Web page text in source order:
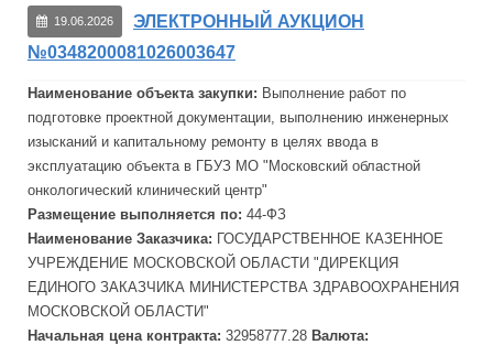
19.06.2026
ЭЛЕКТРОННЫЙ АУКЦИОН
№0348200081026003647
Наименование объекта закупки: Выполнение работ по
подготовке проектной документации, выполнению инженерных
изысканий и капитальному ремонту в целях ввода в
эксплуатацию объекта в ГБУЗ МО "Московский областной
онкологический клинический центр"
Размещение выполняется по: 44-ФЗ
Наименование Заказчика: ГОСУДАРСТВЕННОЕ КАЗЕННОЕ
УЧРЕЖДЕНИЕ МОСКОВСКОЙ ОБЛАСТИ "ДИРЕКЦИЯ
ЕДИНОГО ЗАКАЗЧИКА МИНИСТЕРСТВА ЗДРАВООХРАНЕНИЯ
МОСКОВСКОЙ ОБЛАСТИ"
Начальная цена контракта: 32958777.28 Валюта: